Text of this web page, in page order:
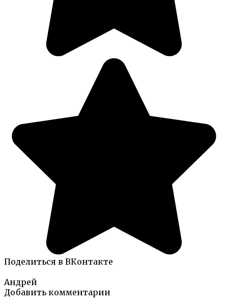
Поделиться в ВКонтакте
Андрей
Добавить комментарии